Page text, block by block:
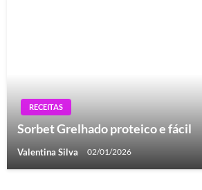
RECEITAS
Sorbet Grelhado proteico e fácil
Valentina Silva 02/01/2026